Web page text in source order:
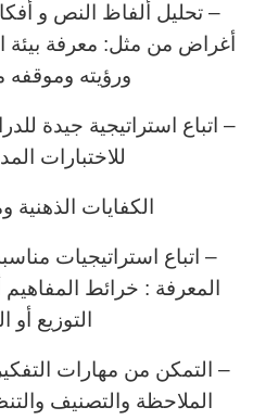
– تحليل ألفاظ النص و
أغراض من مثل: معرفة بيئة
ورؤيته
– اتباع استراتيجية جيدة
للاختبارات
الكفايات الذهنية
– اتباع استراتيجيات
المعرفة : خرائط المفاهيم
التوزيع
– التمكن من مهارات
الملاحظة والتصنيف